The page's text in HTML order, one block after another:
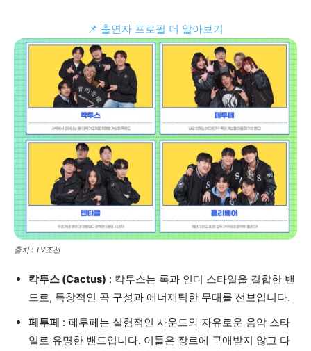
📌 출연자 프로필 더 알아보기
출처 : TV조선
칵투스 (Cactus) : 칵투스는 록과 인디 스타일을 결합한 밴
드로, 독창적인 곡 구성과 에너제틱한 무대를 선보입니다.
페투페 : 페투페는 실험적인 사운드와 자유로운 음악 스타
일로 유명한 밴드입니다. 이들은 장르에 구애받지 않고 다